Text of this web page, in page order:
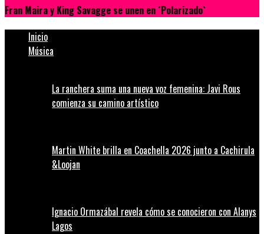
Fran Maira y King Savagge se unen en ´Polarizado`
Inicio
Música
La ranchera suma una nueva voz femenina: Javi Rous
comienza su camino artístico
Martin White brilla en Coachella 2026 junto a Cachirula
&Loojan
Ignacio Ormazábal revela cómo se conocieron con Alanys
Lagos